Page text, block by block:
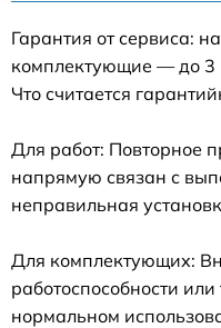
Гарантия от сервиса:
комплектующие — до 3
Что считается
Для работ: Повторное
напрямую связан с
неправильная
Для комплектующих:
работоспособности
нормальном